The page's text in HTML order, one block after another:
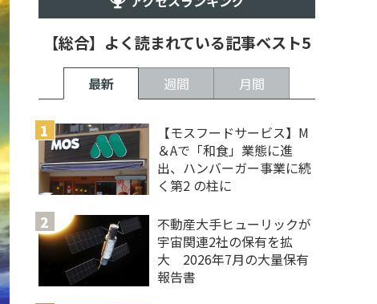
【総合】よく読まれている記事ベスト5
最新 週間 月間
【モスフードサービス】M
＆Aで「和食」業態に進
出、ハンバーガー事業に続
く第2 の柱に
不動産大手ヒューリックが
宇宙関連2社の保有を拡
大 2026年7月の大量保有
報告書